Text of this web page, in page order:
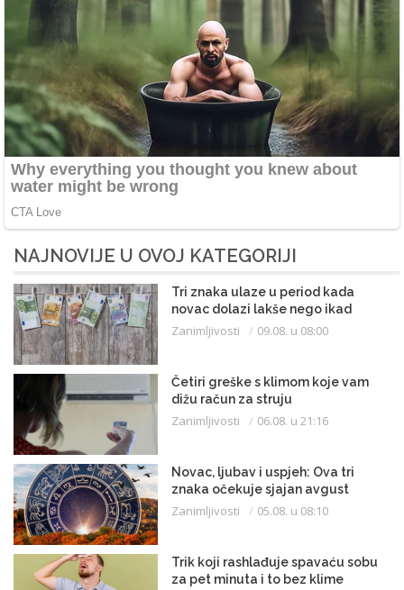
NAJNOVIJE U OVOJ KATEGORIJI
Tri znaka ulaze u period kada
novac dolazi lakše nego ikad
Zanimljivosti 09.08. u 08:00
Četiri greške s klimom koje vam
dižu račun za struju
Zanimljivosti 06.08. u 21:16
Novac, ljubav i uspjeh: Ova tri
znaka očekuje sjajan avgust
Zanimljivosti 05.08. u 08:10
Trik koji rashlađuje spavaću sobu
za pet minuta i to bez klime